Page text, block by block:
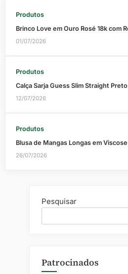
Produtos
Brinco Love em Ouro Rosé 18k com
01/07/2026
Produtos
Calça Sarja Guess Slim Straight Preto
12/07/2026
Produtos
Blusa de Mangas Longas em
26/07/2026
Pesquisar
Patrocinados